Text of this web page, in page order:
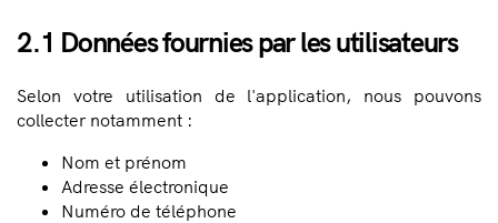
2.1 Données fournies par les utilisateurs
Selon votre utilisation de l'application, nous pouvons
collecter notamment :
Nom et prénom
Adresse électronique
Numéro de téléphone